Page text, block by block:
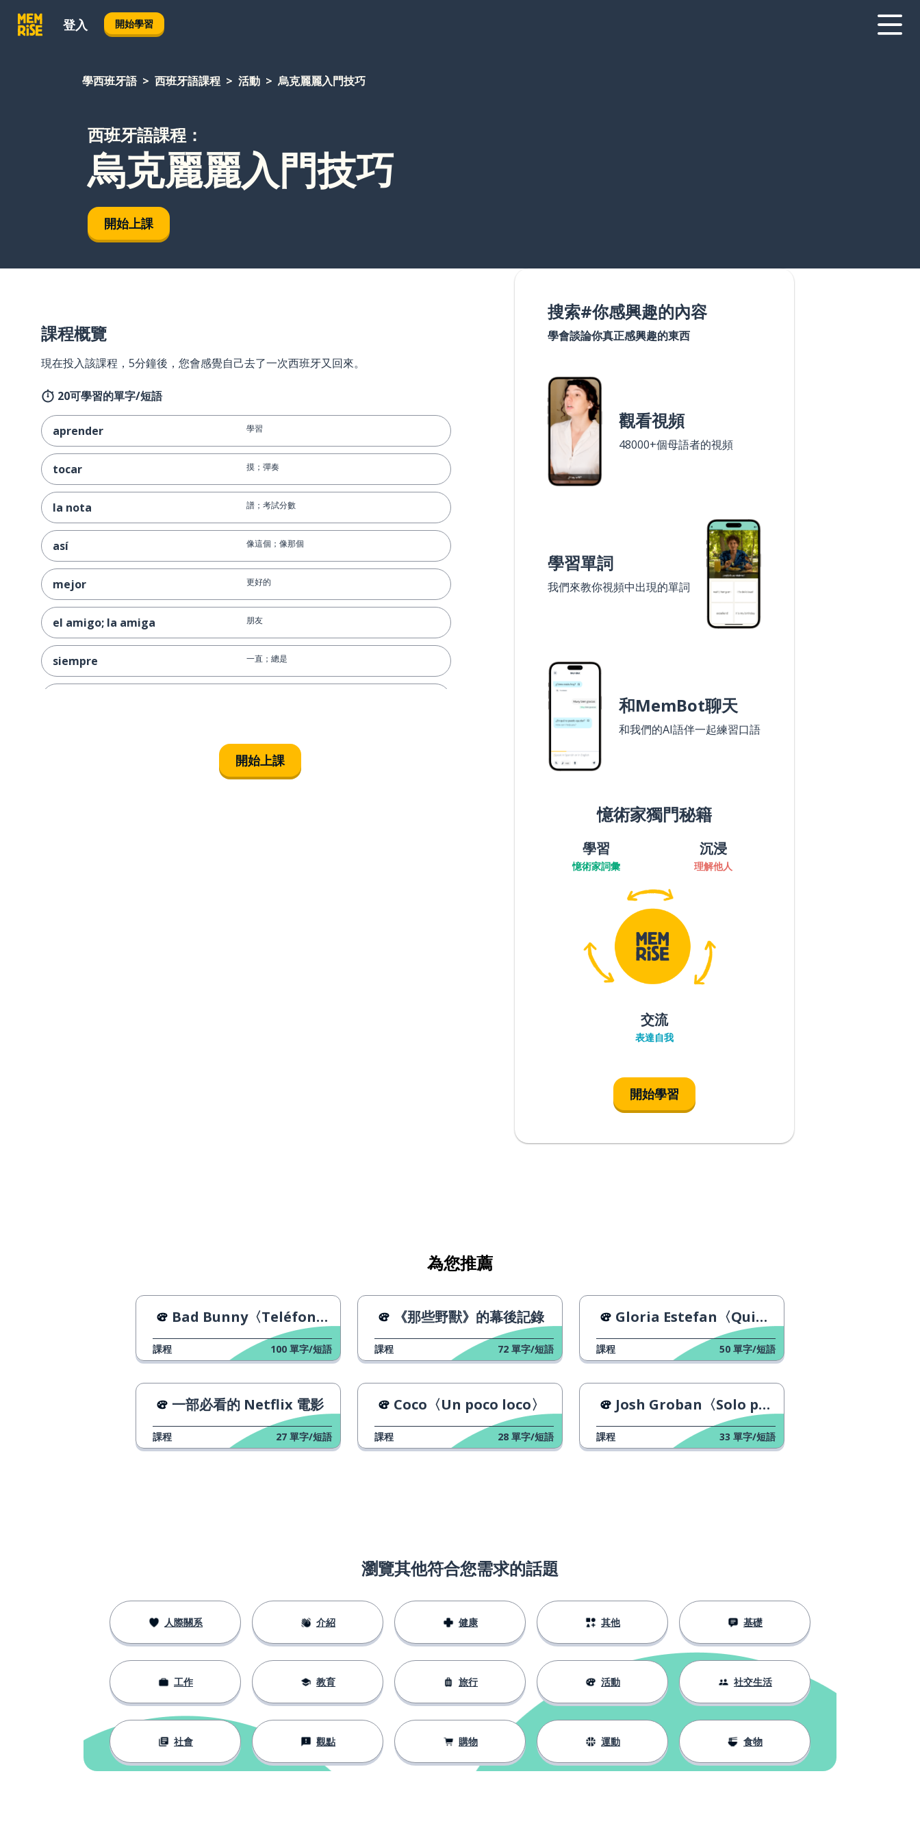
登入 開始學習
學西班牙語 西班牙語課程 活動 烏克麗麗入門技巧
西班牙語課程：
烏克麗麗入門技巧
開始上課
課程概覽
現在投入該課程，5分鐘後，您會感覺自己去了一次西班牙又回來。
20可學習的單字/短語
aprender 學習
tocar 摸；彈奏
la nota 譜；考試分數
así 像這個；像那個
mejor 更好的
el amigo; la amiga 朋友
siempre 一直；總是
開始上課
搜索#你感興趣的內容
學會談論你真正感興趣的東西
觀看視頻
48000+個母語者的視頻
學習單詞
我們來教你視頻中出現的單詞
和MemBot聊天
和我們的AI語伴一起練習口語
憶術家獨門秘籍
學習
憶術家詞彙
沉浸
理解他人
交流
表達自我
開始學習
為您推薦
Bad Bunny〈Teléfono Nuevo〉
課程 100 單字/短語
《那些野獸》的幕後記錄
課程 72 單字/短語
Gloria Estefan〈Quimbara〉
課程 50 單字/短語
一部必看的 Netflix 電影
課程 27 單字/短語
Coco〈Un poco loco〉
課程 28 單字/短語
Josh Groban〈Solo por Ti〉
課程 33 單字/短語
瀏覽其他符合您需求的話題
人際關系 介紹 健康 其他 基礎
工作 教育 旅行 活動 社交生活
社會 觀點 購物 運動 食物